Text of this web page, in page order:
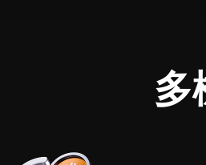
多